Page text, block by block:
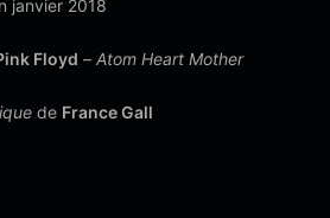
janvier 2018
Floyd –Atom Heart Mother
de France Gall